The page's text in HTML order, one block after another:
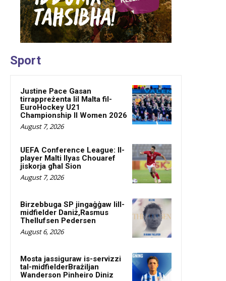
Sport
Justine Pace Gasan
tirrappreżenta lil Malta fil-
EuroHockey U21
Championship II Women 2026
August 7, 2026
UEFA Conference League: Il-
player Malti Ilyas Chouaref
jiskorja għal Sion
August 7, 2026
Birzebbuga SP jingaġġaw lill-
midfielder Daniż,Rasmus
Thellufsen Pedersen
August 6, 2026
Mosta jassiguraw is-servizzi
tal-midfielderBrażiljan
Wanderson Pinheiro Diniz